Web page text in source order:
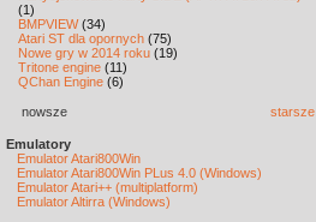
(1)
BMPVIEW(34)
Atari ST dla opornych (75)
Nowe gry w 2014 roku (19)
Tritone engine (11)
QChan Engine (6)
nowsze starsze
Emulatory
Emulator Atari800Win
Emulator Atari800Win PLus 4.0 (Windows)
Emulator Atari++ (multiplatform)
Emulator Altirra (Windows)